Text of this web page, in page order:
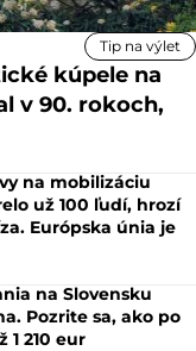
Tip na výlet
kúpele na
v 90. rokoch,
na mobilizáciu
už 100 ľudí, hrozí
Európska únia je
na Slovensku
Pozrite sa, ako po
1 210 eur